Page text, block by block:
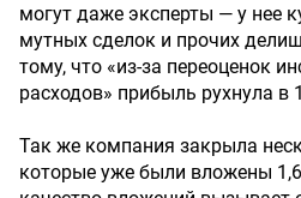
могут даже эксперты — у нее
мутных сделок и прочих
тому, что «из-за переоценок
расходов» прибыль рухнула в
Так же компания закрыла
которые уже были вложены